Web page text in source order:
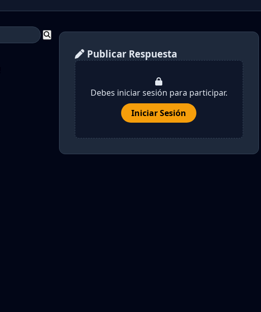
Publicar Respuesta
Debes iniciar sesión para participar.
Iniciar Sesión